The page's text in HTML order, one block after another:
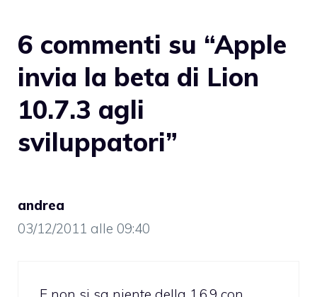
6 commenti su “Apple
invia la beta di Lion
10.7.3 agli
sviluppatori”
andrea
03/12/2011 alle 09:40